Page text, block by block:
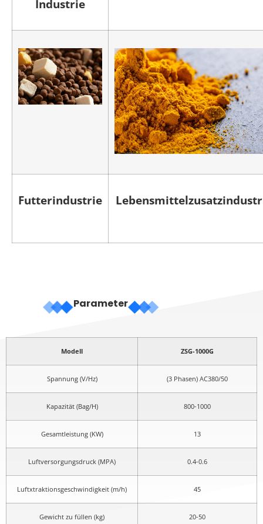
Industrie
Futterindustrie
Parameter
Modell ZSG-1000G
Spannung (V/Hz) (3 Phasen) AC380/50
Kapazität (Bag/H) 800-1000
Gesamtleistung (KW) 13
Luftversorgungsdruck (MPA) 0.4-0.6
Luftxtraktionsgeschwindigkeit (m/h) 45
Gewicht zu füllen (kg) 20-50